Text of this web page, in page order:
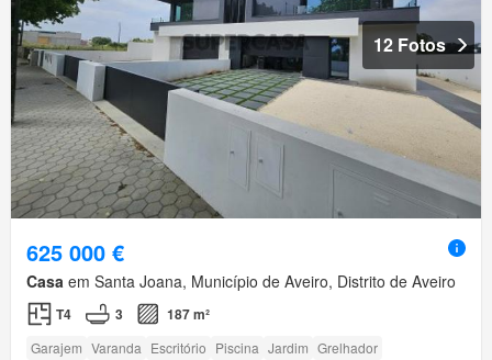
12 Fotos
625 000 €
Casa em Santa Joana, Município de Aveiro, Distrito de Aveiro
T4 3 187 m²
Garajem Varanda Escritório Piscina Jardim Grelhador